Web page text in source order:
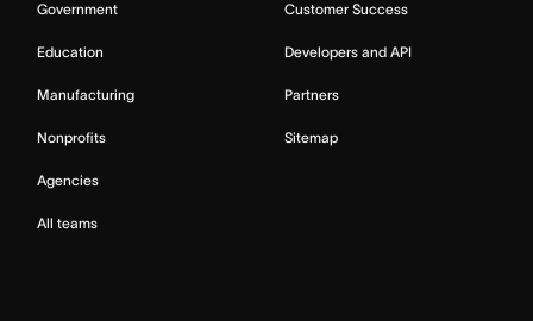
Government
Education
Manufacturing
Nonprofits
Agencies
All teams
Customer Success
Developers and API
Partners
Sitemap